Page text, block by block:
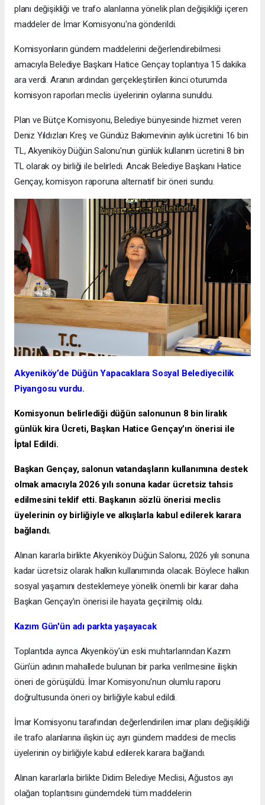
planı değişikliği ve trafo alanlarına yönelik plan değişikliği içeren
maddeler de İmar Komisyonu'na gönderildi.
Komisyonların gündem maddelerini değerlendirebilmesi
amacıyla Belediye Başkanı Hatice Gençay toplantıya 15 dakika
ara verdi. Aranın ardından gerçekleştirilen ikinci oturumda
komisyon raporları meclis üyelerinin oylarına sunuldu.
Plan ve Bütçe Komisyonu, Belediye bünyesinde hizmet veren
Deniz Yıldızları Kreş ve Gündüz Bakımevinin aylık ücretini 16 bin
TL, Akyeniköy Düğün Salonu'nun günlük kullanım ücretini 8 bin
TL olarak oy birliği ile belirledi. Ancak Belediye Başkanı Hatice
Gençay, komisyon raporuna alternatif bir öneri sundu.
Akyeniköy’de Düğün Yapacaklara Sosyal Belediyecilik
Piyangosu vurdu.
Komisyonun belirlediği düğün salonunun 8 bin liralık
günlük kira Ücreti, Başkan Hatice Gençay’ın önerisi ile
İptal Edildi.
Başkan Gençay, salonun vatandaşların kullanımına destek
olmak amacıyla 2026 yılı sonuna kadar ücretsiz tahsis
edilmesini teklif etti. Başkanın sözlü önerisi meclis
üyelerinin oy birliğiyle ve alkışlarla kabul edilerek karara
bağlandı.
Alınan kararla birlikte Akyeniköy Düğün Salonu, 2026 yılı sonuna
kadar ücretsiz olarak halkın kullanımında olacak. Böylece halkın
sosyal yaşamını desteklemeye yönelik önemli bir karar daha
Başkan Gençay'ın önerisi ile hayata geçirilmiş oldu.
Kazım Gün'ün adı parkta yaşayacak
Toplantıda ayrıca Akyeniköy'ün eski muhtarlarından Kazım
Gün'ün adının mahallede bulunan bir parka verilmesine ilişkin
öneri de görüşüldü. İmar Komisyonu'nun olumlu raporu
doğrultusunda öneri oy birliğiyle kabul edildi.
İmar Komisyonu tarafından değerlendirilen imar planı değişikliği
ile trafo alanlarına ilişkin üç ayrı gündem maddesi de meclis
üyelerinin oy birliğiyle kabul edilerek karara bağlandı.
Alınan kararlarla birlikte Didim Belediye Meclisi, Ağustos ayı
olağan toplantısını gündemdeki tüm maddelerin